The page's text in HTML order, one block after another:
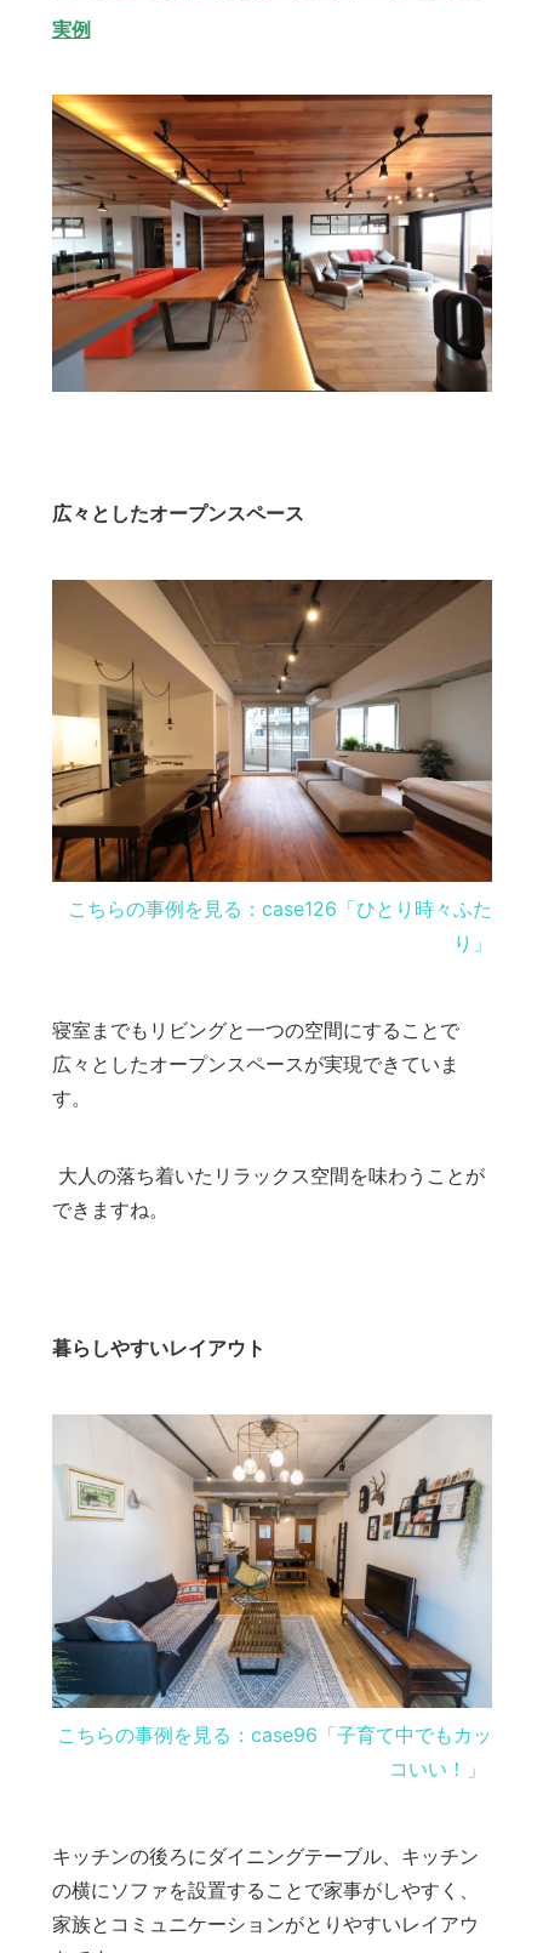
実例
広々としたオープンスペース
こちらの事例を見る：case126「ひとり時々ふた
り」
寝室までもリビングと一つの空間にすることで
広々としたオープンスペースが実現できていま
す。
大人の落ち着いたリラックス空間を味わうことが
できますね。
暮らしやすいレイアウト
こちらの事例を見る：case96「子育て中でもカッ
コいい！」
キッチンの後ろにダイニングテーブル、キッチン
の横にソファを設置することで家事がしやすく、
家族とコミュニケーションがとりやすいレイアウ